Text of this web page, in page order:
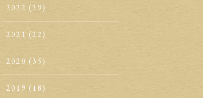
2022 (29)
2021 (22)
2020 (35)
2019 (18)